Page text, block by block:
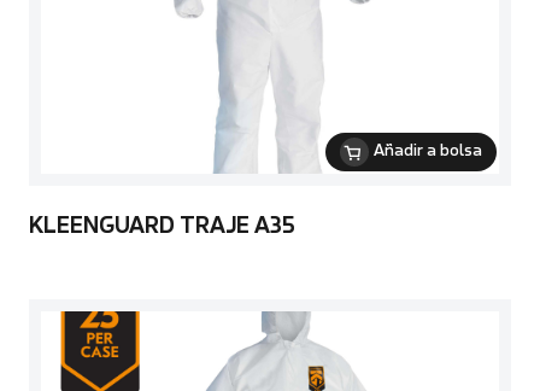
Añadir a bolsa
KLEENGUARD TRAJE A35